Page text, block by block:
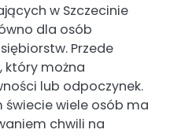
w Szczecinie
dla osób
Przede
który można
lub odpoczynek.
świecie wiele osób ma
chwili na